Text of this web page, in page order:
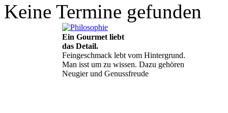
Keine Termine gefunden
Ein Gourmet liebt
das Detail.
Feingeschmack lebt vom Hintergrund.
Man isst um zu wissen. Dazu gehören
Neugier und Genussfreude